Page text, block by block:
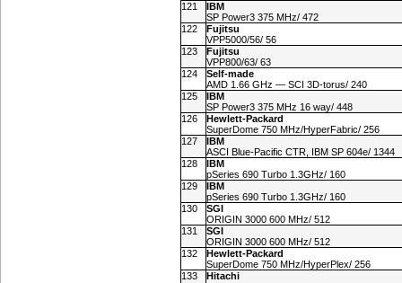
121
IBM
SP Power3 375 MHz/ 472
122
Fujitsu
VPP5000/56/ 56
123
Fujitsu
VPP800/63/ 63
124
Self-made
AMD 1.66 GHz — SCI 3D-torus/ 240
125
IBM
SP Power3 375 MHz 16 way/ 448
126
Hewlett-Packard
SuperDome 750 MHz/HyperFabric/ 256
127
IBM
ASCI Blue-Pacific CTR, IBM SP 604e/ 1344
128
IBM
pSeries 690 Turbo 1.3GHz/ 160
129
IBM
pSeries 690 Turbo 1.3GHz/ 160
130
SGI
ORIGIN 3000 600 MHz/ 512
131
SGI
ORIGIN 3000 600 MHz/ 512
132
Hewlett-Packard
SuperDome 750 MHz/HyperPlex/ 256
133
Hitachi